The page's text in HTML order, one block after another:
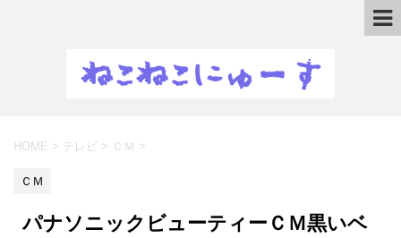
HOME > テレビ > ＣＭ >
ＣＭ
パナソニックビューティーＣＭ黒いベ